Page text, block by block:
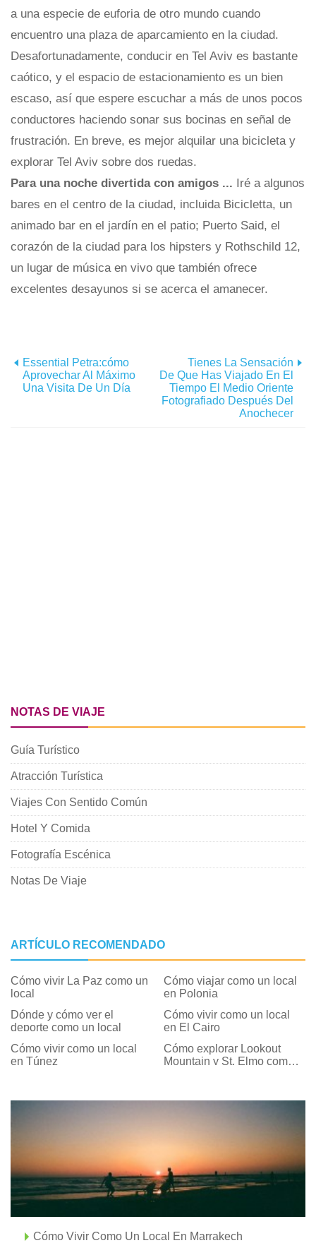
a una especie de euforia de otro mundo cuando
encuentro una plaza de aparcamiento en la ciudad.
Desafortunadamente, conducir en Tel Aviv es bastante
caótico, y el espacio de estacionamiento es un bien
escaso, así que espere escuchar a más de unos pocos
conductores haciendo sonar sus bocinas en señal de
frustración. En breve, es mejor alquilar una bicicleta y
explorar Tel Aviv sobre dos ruedas.
Para una noche divertida con amigos ... Iré a algunos
bares en el centro de la ciudad, incluida Bicicletta, un
animado bar en el jardín en el patio; Puerto Said, el
corazón de la ciudad para los hipsters y Rothschild 12,
un lugar de música en vivo que también ofrece
excelentes desayunos si se acerca el amanecer.
Essential Petra:cómo
Aprovechar Al Máximo
Una Visita De Un Día
Tienes La Sensación
De Que Has Viajado En El
Tiempo El Medio Oriente
Fotografiado Después Del
Anochecer
NOTAS DE VIAJE
Guía Turístico
Atracción Turística
Viajes Con Sentido Común
Hotel Y Comida
Fotografía Escénica
Notas De Viaje
ARTÍCULO RECOMENDADO
Cómo vivir La Paz como un
local
Cómo viajar como un local
en Polonia
Dónde y cómo ver el
deporte como un local
Cómo vivir como un local
en El Cairo
Cómo vivir como un local
en Túnez
Cómo explorar Lookout
Mountain y St. Elmo como
Cómo Vivir Como Un Local En Marrakech